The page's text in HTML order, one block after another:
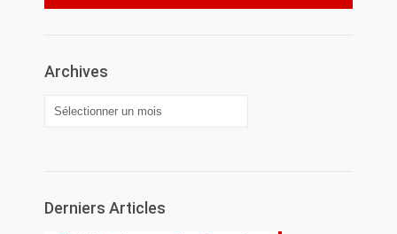
Archives
Archives
Derniers Articles